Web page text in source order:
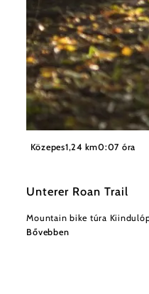
Wienerwald Tourismus /
Közepes1,24 km0:07 óra
Unterer Roan Trail
Mountain bike túra
Bővebben